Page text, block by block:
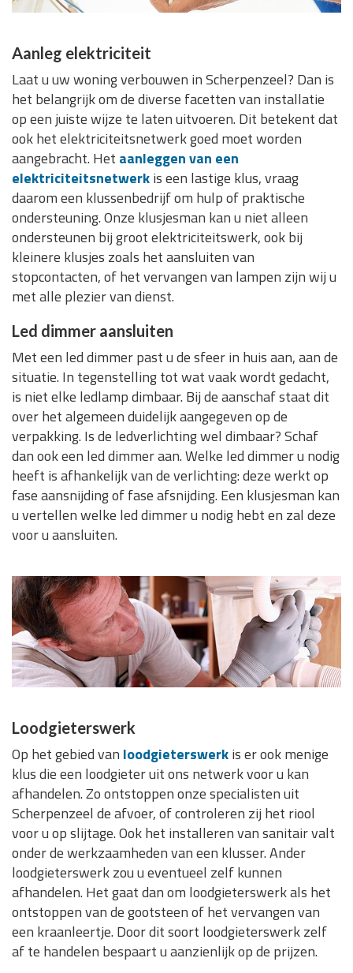
Aanleg elektriciteit
Laat u uw woning verbouwen in Scherpenzeel? Dan is
het belangrijk om de diverse facetten van installatie
op een juiste wijze te laten uitvoeren. Dit betekent dat
ook het elektriciteitsnetwerk goed moet worden
aangebracht. Het aanleggen van een
elektriciteitsnetwerkis een lastige klus, vraag
daarom een klussenbedrijf om hulp of praktische
ondersteuning. Onze klusjesman kan u niet alleen
ondersteunen bij groot elektriciteitswerk, ook bij
kleinere klusjes zoals het aansluiten van
stopcontacten, of het vervangen van lampen zijn wij u
met alle plezier van dienst.
Led dimmer aansluiten
Met een led dimmer past u de sfeer in huis aan, aan de
situatie. In tegenstelling tot wat vaak wordt gedacht,
is niet elke ledlamp dimbaar. Bij de aanschaf staat dit
over het algemeen duidelijk aangegeven op de
verpakking. Is de ledverlichting wel dimbaar? Schaf
dan ook een led dimmer aan. Welke led dimmer u nodig
heeft is afhankelijk van de verlichting: deze werkt op
fase aansnijding of fase afsnijding. Een klusjesman kan
u vertellen welke led dimmer u nodig hebt en zal deze
voor u aansluiten.
Loodgieterswerk
Op het gebied van loodgieterswerkis er ook menige
klus die een loodgieter uit ons netwerk voor u kan
afhandelen. Zo ontstoppen onze specialisten uit
Scherpenzeel de afvoer, of controleren zij het riool
voor u op slijtage. Ook het installeren van sanitair valt
onder de werkzaamheden van een klusser. Ander
loodgieterswerk zou u eventueel zelf kunnen
afhandelen. Het gaat dan om loodgieterswerk als het
ontstoppen van de gootsteen of het vervangen van
een kraanleertje. Door dit soort loodgieterswerk zelf
af te handelen bespaart u aanzienlijk op de prijzen.